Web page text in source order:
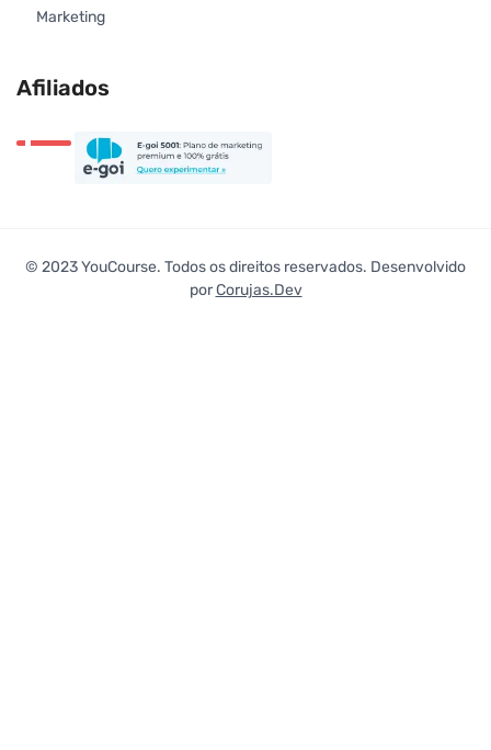
Marketing
Afiliados
© 2023 YouCourse. Todos os direitos reservados. Desenvolvido
porCorujas.Dev